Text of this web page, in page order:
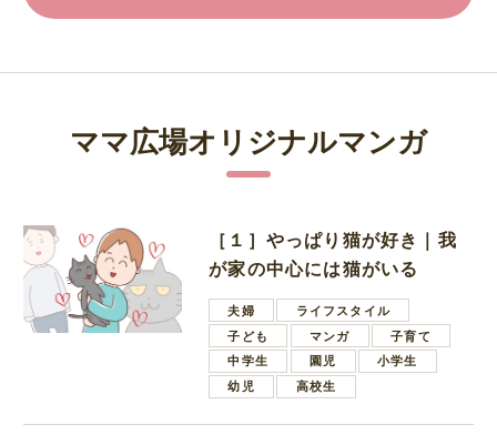
ママ広場オリジナルマンガ
［１］やっぱり猫が好き｜我
が家の中心には猫がいる
夫婦
ライフスタイル
子ども
マンガ
子育て
中学生
園児
小学生
幼児
高校生